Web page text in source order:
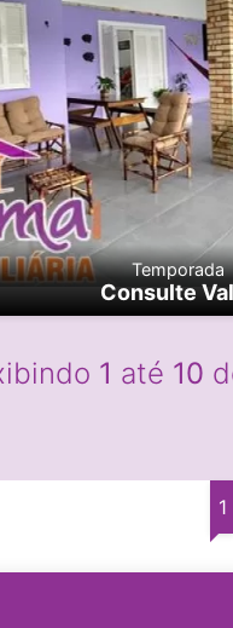
Temporada
Consulte
1 até 10
1